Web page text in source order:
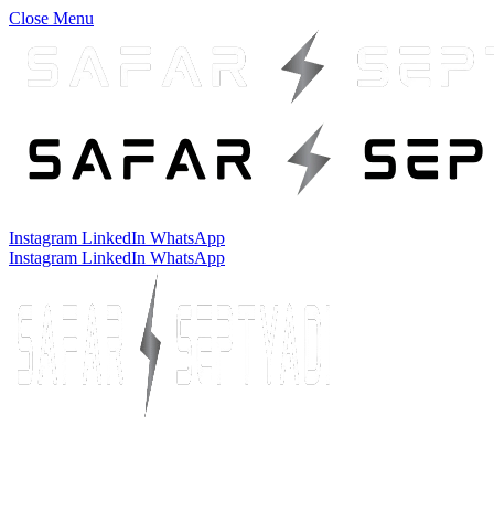
Close Menu
Instagram LinkedIn WhatsApp
Instagram LinkedIn WhatsApp